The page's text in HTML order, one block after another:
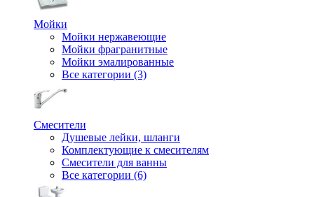
Мойки
Мойки нержавеющие
Мойки фрагранитные
Мойки эмалированные
Все категории (3)
Смесители
Душевые лейки, шланги
Комплектующие к смесителям
Смесители для ванны
Все категории (6)